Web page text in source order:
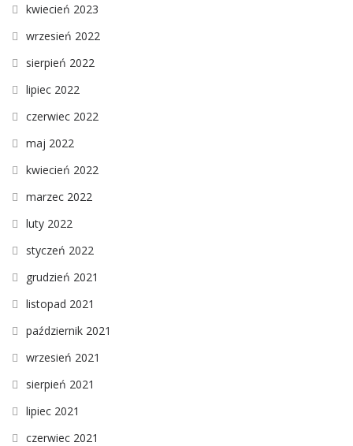
kwiecień 2023
wrzesień 2022
sierpień 2022
lipiec 2022
czerwiec 2022
maj 2022
kwiecień 2022
marzec 2022
luty 2022
styczeń 2022
grudzień 2021
listopad 2021
październik 2021
wrzesień 2021
sierpień 2021
lipiec 2021
czerwiec 2021